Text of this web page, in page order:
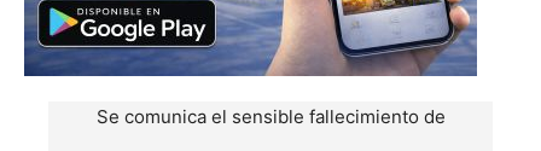
Se comunica el sensible fallecimiento de